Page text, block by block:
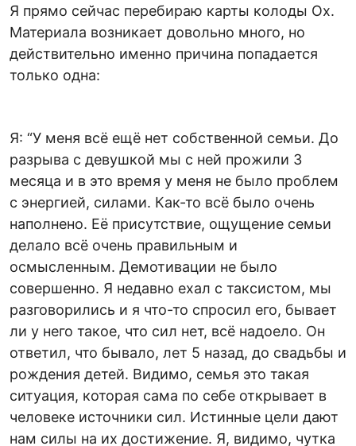
Я прямо сейчас перебираю карты колоды Ох.
Материала возникает довольно много, но
действительно именно причина попадается
только одна:
Я: “У меня всё ещё нет собственной семьи. До
разрыва с девушкой мы с ней прожили 3
месяца и в это время у меня не было проблем
с энергией, силами. Как-то всё было очень
наполнено. Её присутствие, ощущение семьи
делало всё очень правильным и
осмысленным. Демотивации не было
совершенно. Я недавно ехал с таксистом, мы
разговорились и я что-то спросил его, бывает
ли у него такое, что сил нет, всё надоело. Он
ответил, что бывало, лет 5 назад, до свадьбы и
рождения детей. Видимо, семья это такая
ситуация, которая сама по себе открывает в
человеке источники сил. Истинные цели дают
нам силы на их достижение. Я, видимо, чутка